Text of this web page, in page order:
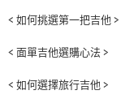
< 如何挑選第一把吉他 >
< 面單吉他選購心法 >
< 如何選擇旅行吉他 >